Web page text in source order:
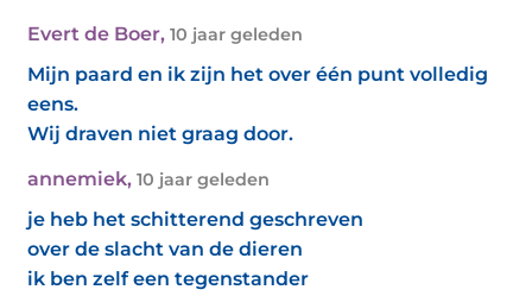
Evert de Boer, 10 jaar geleden
Mijn paard en ik zijn het over één punt volledig
eens.
Wij draven niet graag door.
annemiek, 10 jaar geleden
je heb het schitterend geschreven
over de slacht van de dieren
ik ben zelf een tegenstander